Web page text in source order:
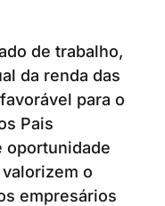
de trabalho,
da renda das
para o
Pais
oportunidade
o
empresários